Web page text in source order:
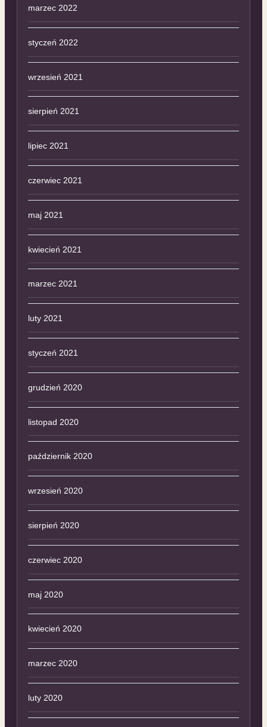
marzec 2022
styczeń 2022
wrzesień 2021
sierpień 2021
lipiec 2021
czerwiec 2021
maj 2021
kwiecień 2021
marzec 2021
luty 2021
styczeń 2021
grudzień 2020
listopad 2020
październik 2020
wrzesień 2020
sierpień 2020
czerwiec 2020
maj 2020
kwiecień 2020
marzec 2020
luty 2020